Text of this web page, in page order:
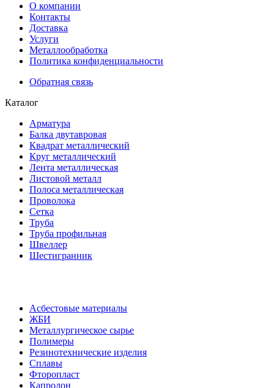
О компании
Контакты
Доставка
Услуги
Металлообработка
Политика конфиденциальности
Обратная связь
Каталог
Арматура
Балка двутавровая
Квадрат металлический
Круг металлический
Лента металлическая
Листовой металл
Полоса металлическая
Проволока
Сетка
Труба
Труба профильная
Швеллер
Шестигранник
Асбестовые материалы
ЖБИ
Металлургическое сырье
Полимеры
Резинотехнические изделия
Сплавы
Фторопласт
Капролон